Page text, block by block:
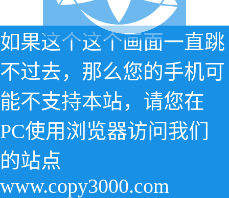
如果这个这个画面一直跳
不过去，那么您的手机可
能不支持本站，请您在
PC使用浏览器访问我们
的站点
www.copy3000.com